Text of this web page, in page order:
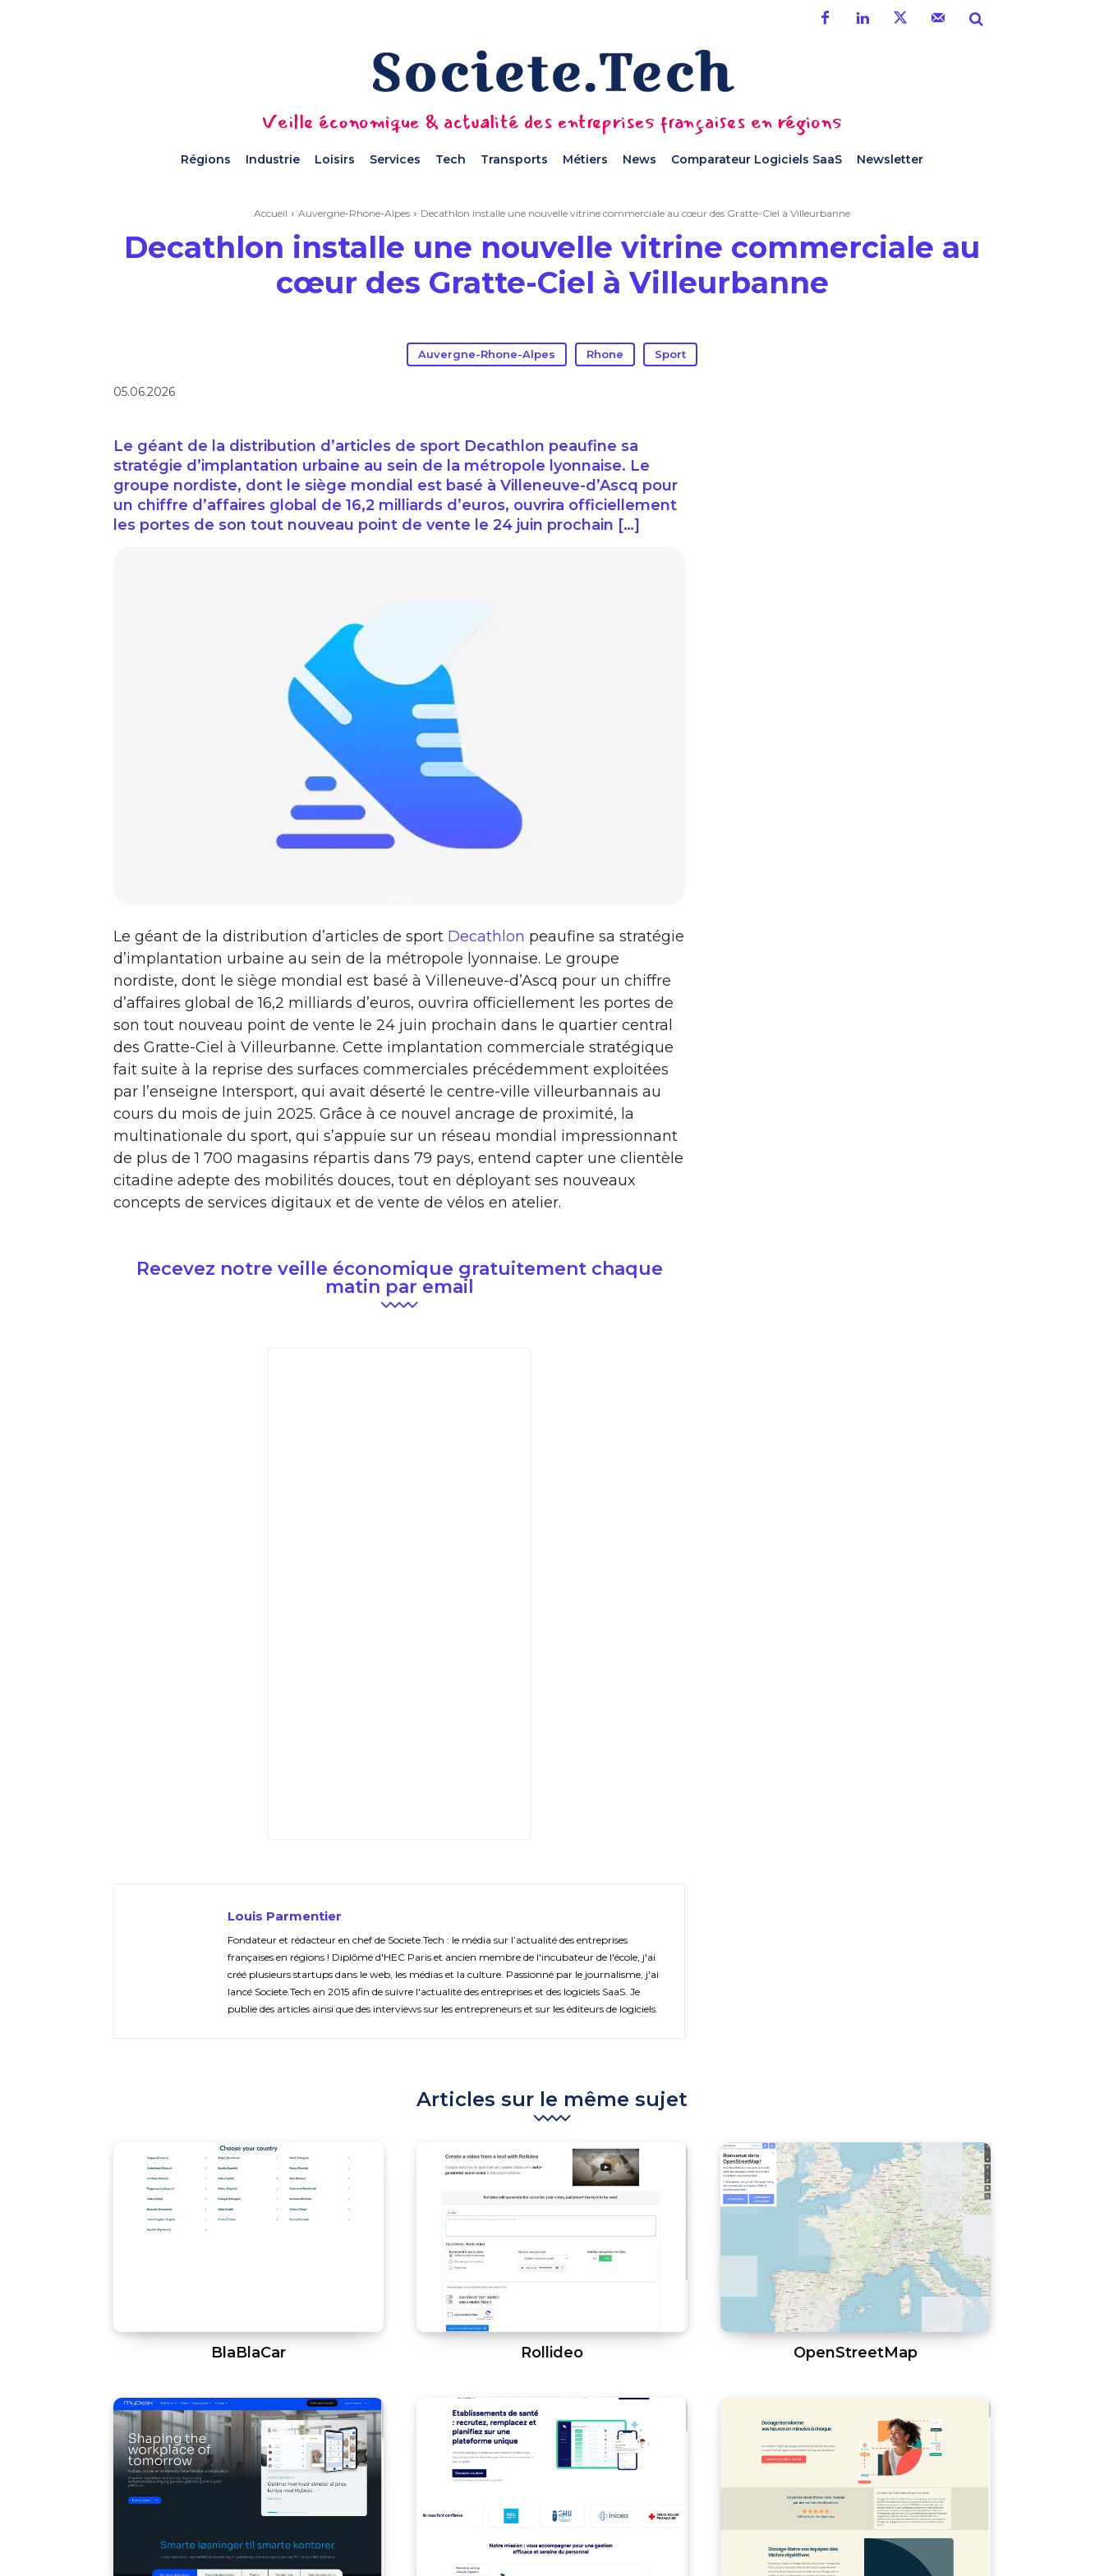
Veille économique & actualité des entreprises françaises en régions
Régions Industrie Loisirs Services Tech Transports Métiers News Comparateur Logiciels SaaS Newsletter
Accueil Auvergne-Rhone-Alpes Decathlon installe une nouvelle vitrine commerciale au cœur des Gratte-Ciel à Villeurbanne
Decathlon installe une nouvelle vitrine commerciale au
cœur des Gratte-Ciel à Villeurbanne
Auvergne-Rhone-Alpes Rhone Sport
05.06.2026
Le géant de la distribution d’articles de sport Decathlon peaufine sa
stratégie d’implantation urbaine au sein de la métropole lyonnaise. Le
groupe nordiste, dont le siège mondial est basé à Villeneuve-d’Ascq pour
un chiffre d’affaires global de 16,2 milliards d’euros, ouvrira officiellement
les portes de son tout nouveau point de vente le 24 juin prochain […]
Le géant de la distribution d’articles de sport Decathlon peaufine sa stratégie
d’implantation urbaine au sein de la métropole lyonnaise. Le groupe
nordiste, dont le siège mondial est basé à Villeneuve-d’Ascq pour un chiffre
d’affaires global de 16,2 milliards d’euros, ouvrira officiellement les portes de
son tout nouveau point de vente le 24 juin prochain dans le quartier central
des Gratte-Ciel à Villeurbanne. Cette implantation commerciale stratégique
fait suite à la reprise des surfaces commerciales précédemment exploitées
par l’enseigne Intersport, qui avait déserté le centre-ville villeurbannais au
cours du mois de juin 2025. Grâce à ce nouvel ancrage de proximité, la
multinationale du sport, qui s’appuie sur un réseau mondial impressionnant
de plus de 1 700 magasins répartis dans 79 pays, entend capter une clientèle
citadine adepte des mobilités douces, tout en déployant ses nouveaux
concepts de services digitaux et de vente de vélos en atelier.
Recevez notre veille économique gratuitement chaque
matin par email
Louis Parmentier
Fondateur et rédacteur en chef de Societe.Tech : le média sur l’actualité des entreprises
françaises en régions ! Diplômé d'HEC Paris et ancien membre de l'incubateur de l'école, j'ai
créé plusieurs startups dans le web, les médias et la culture. Passionné par le journalisme, j'ai
lancé Societe.Tech en 2015 afin de suivre l'actualité des entreprises et des logiciels SaaS. Je
publie des articles ainsi que des interviews sur les entrepreneurs et sur les éditeurs de logiciels.
Articles sur le même sujet
BlaBlaCar Rollideo OpenStreetMap